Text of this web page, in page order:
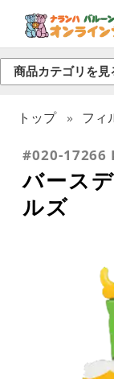
商品カテゴリを見
トップ フィ
#020-17266
バース
ルズ